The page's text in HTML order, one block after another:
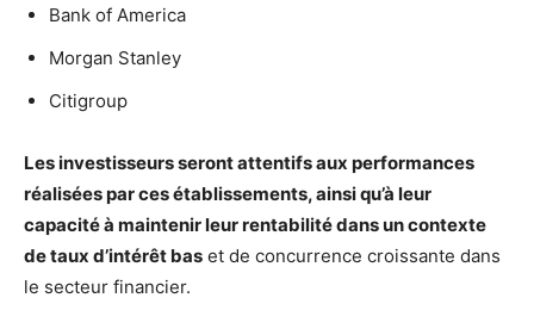
Bank of America
Morgan Stanley
Citigroup
Les investisseurs seront attentifs aux performances
réalisées par ces établissements, ainsi qu’à leur
capacité à maintenir leur rentabilité dans un contexte
de taux d’intérêt bas et de concurrence croissante dans
le secteur financier.